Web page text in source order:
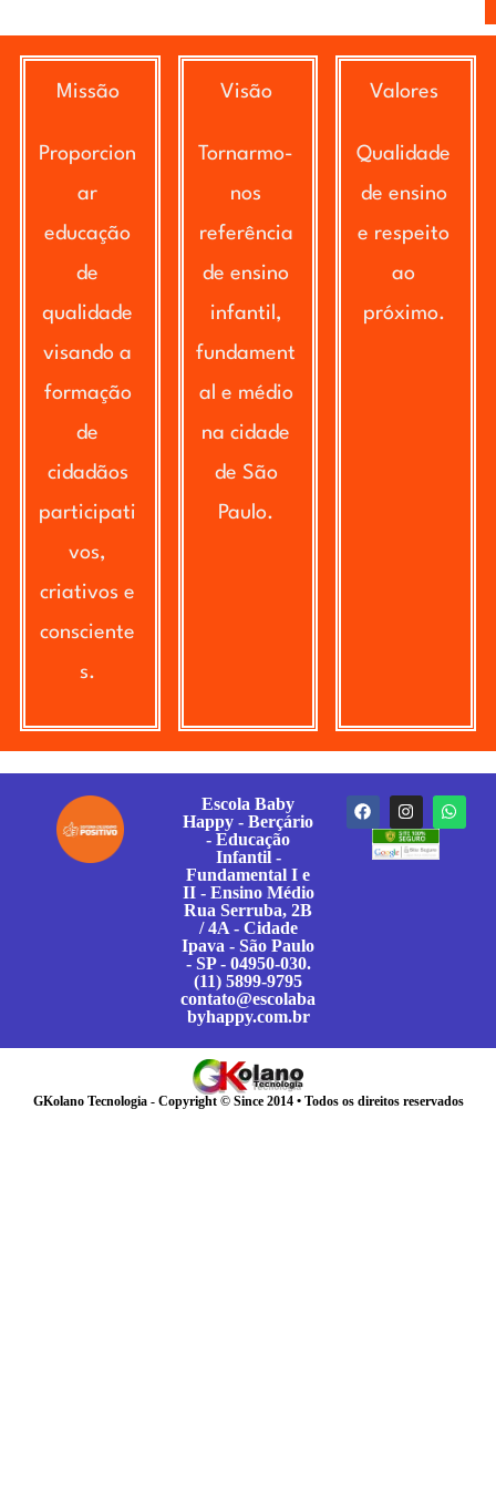
Missão
Proporcion
ar
educação
de
qualidade
visando a
formação
de
cidadãos
participati
vos,
criativos e
consciente
s.
Visão
Tornarmo-
nos
referência
de ensino
infantil,
fundament
al e médio
na cidade
de São
Paulo.
Valores
Qualidade
de ensino
e respeito
ao
próximo.
Escola Baby
Happy - Berçário
- Educação
Infantil -
Fundamental I e
II - Ensino Médio
Rua Serruba, 2B
/ 4A - Cidade
Ipava - São Paulo
- SP - 04950-030.
(11) 5899-9795
contato@escolaba
byhappy.com.br
GKolano Tecnologia - Copyright © Since 2014 • Todos os direitos reservados